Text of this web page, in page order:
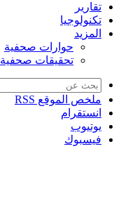
تقارير
تكنولوجيا
المزيد
حوارات صحفية
تحقيقات صحفية
ملخص الموقع RSS
انستقرام
يوتيوب
فيسبوك